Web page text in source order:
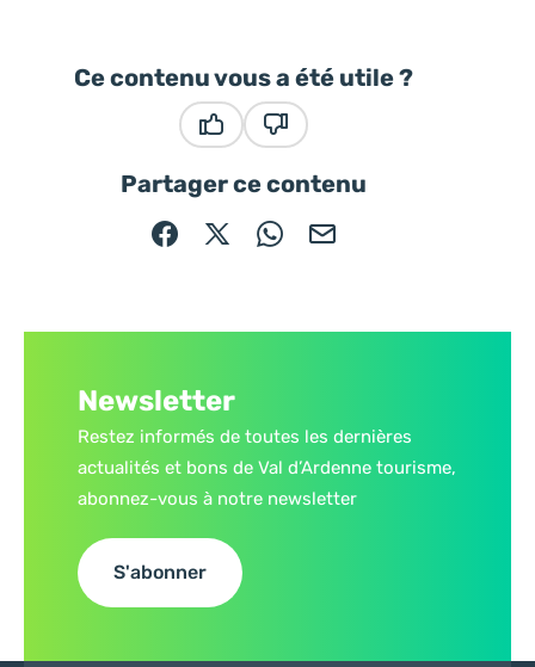
Ce contenu vous a été utile ?
Partager ce contenu
Partager sur Facebook (nouvelle fenêtre)
Partager sur X / Twitter (nouvelle
Partager sur WhatsApp
Partager par mail
Newsletter
Restez informés de toutes les dernières
actualités et bons de Val d’Ardenne tourisme,
abonnez-vous à notre newsletter
S'abonner